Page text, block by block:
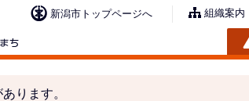
新潟市トップページへ 組織案内
ります。